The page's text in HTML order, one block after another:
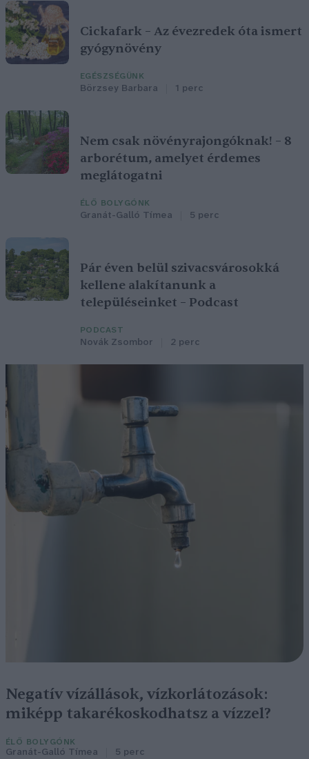
Cickafark – Az évezredek óta ismert
gyógynövény
EGÉSZSÉGÜNK
Börzsey Barbara 1 perc
Nem csak növényrajongóknak! – 8
arborétum, amelyet érdemes
meglátogatni
ÉLŐ BOLYGÓNK
Granát-Galló Tímea 5 perc
Pár éven belül szivacsvárosokká
kellene alakítanunk a
településeinket – Podcast
PODCAST
Novák Zsombor 2 perc
Negatív vízállások, vízkorlátozások:
miképp takarékoskodhatsz a vízzel?
ÉLŐ BOLYGÓNK
Granát-Galló Tímea 5 perc